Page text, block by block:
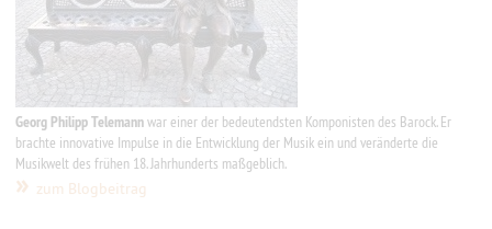
Georg Philipp Telemannwar einer der bedeutendsten Komponisten des Barock. Er
brachte innovative Impulse in die Entwicklung der Musik ein und veränderte die
Musikwelt des frühen 18. Jahrhunderts maßgeblich.
» zum Blogbeitrag